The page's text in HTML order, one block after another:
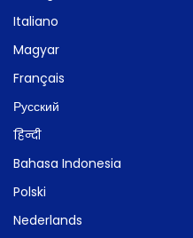
Italiano
Magyar
Français
Русский
हिन्दी
Bahasa Indonesia
Polski
Nederlands